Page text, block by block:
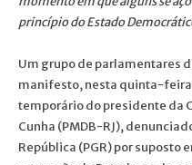
princípio do Estado
Um grupo de parlamentares
manifesto, nesta quinta-
temporário do presidente da
Cunha (PMDB-RJ),
República (PGR) por suposto